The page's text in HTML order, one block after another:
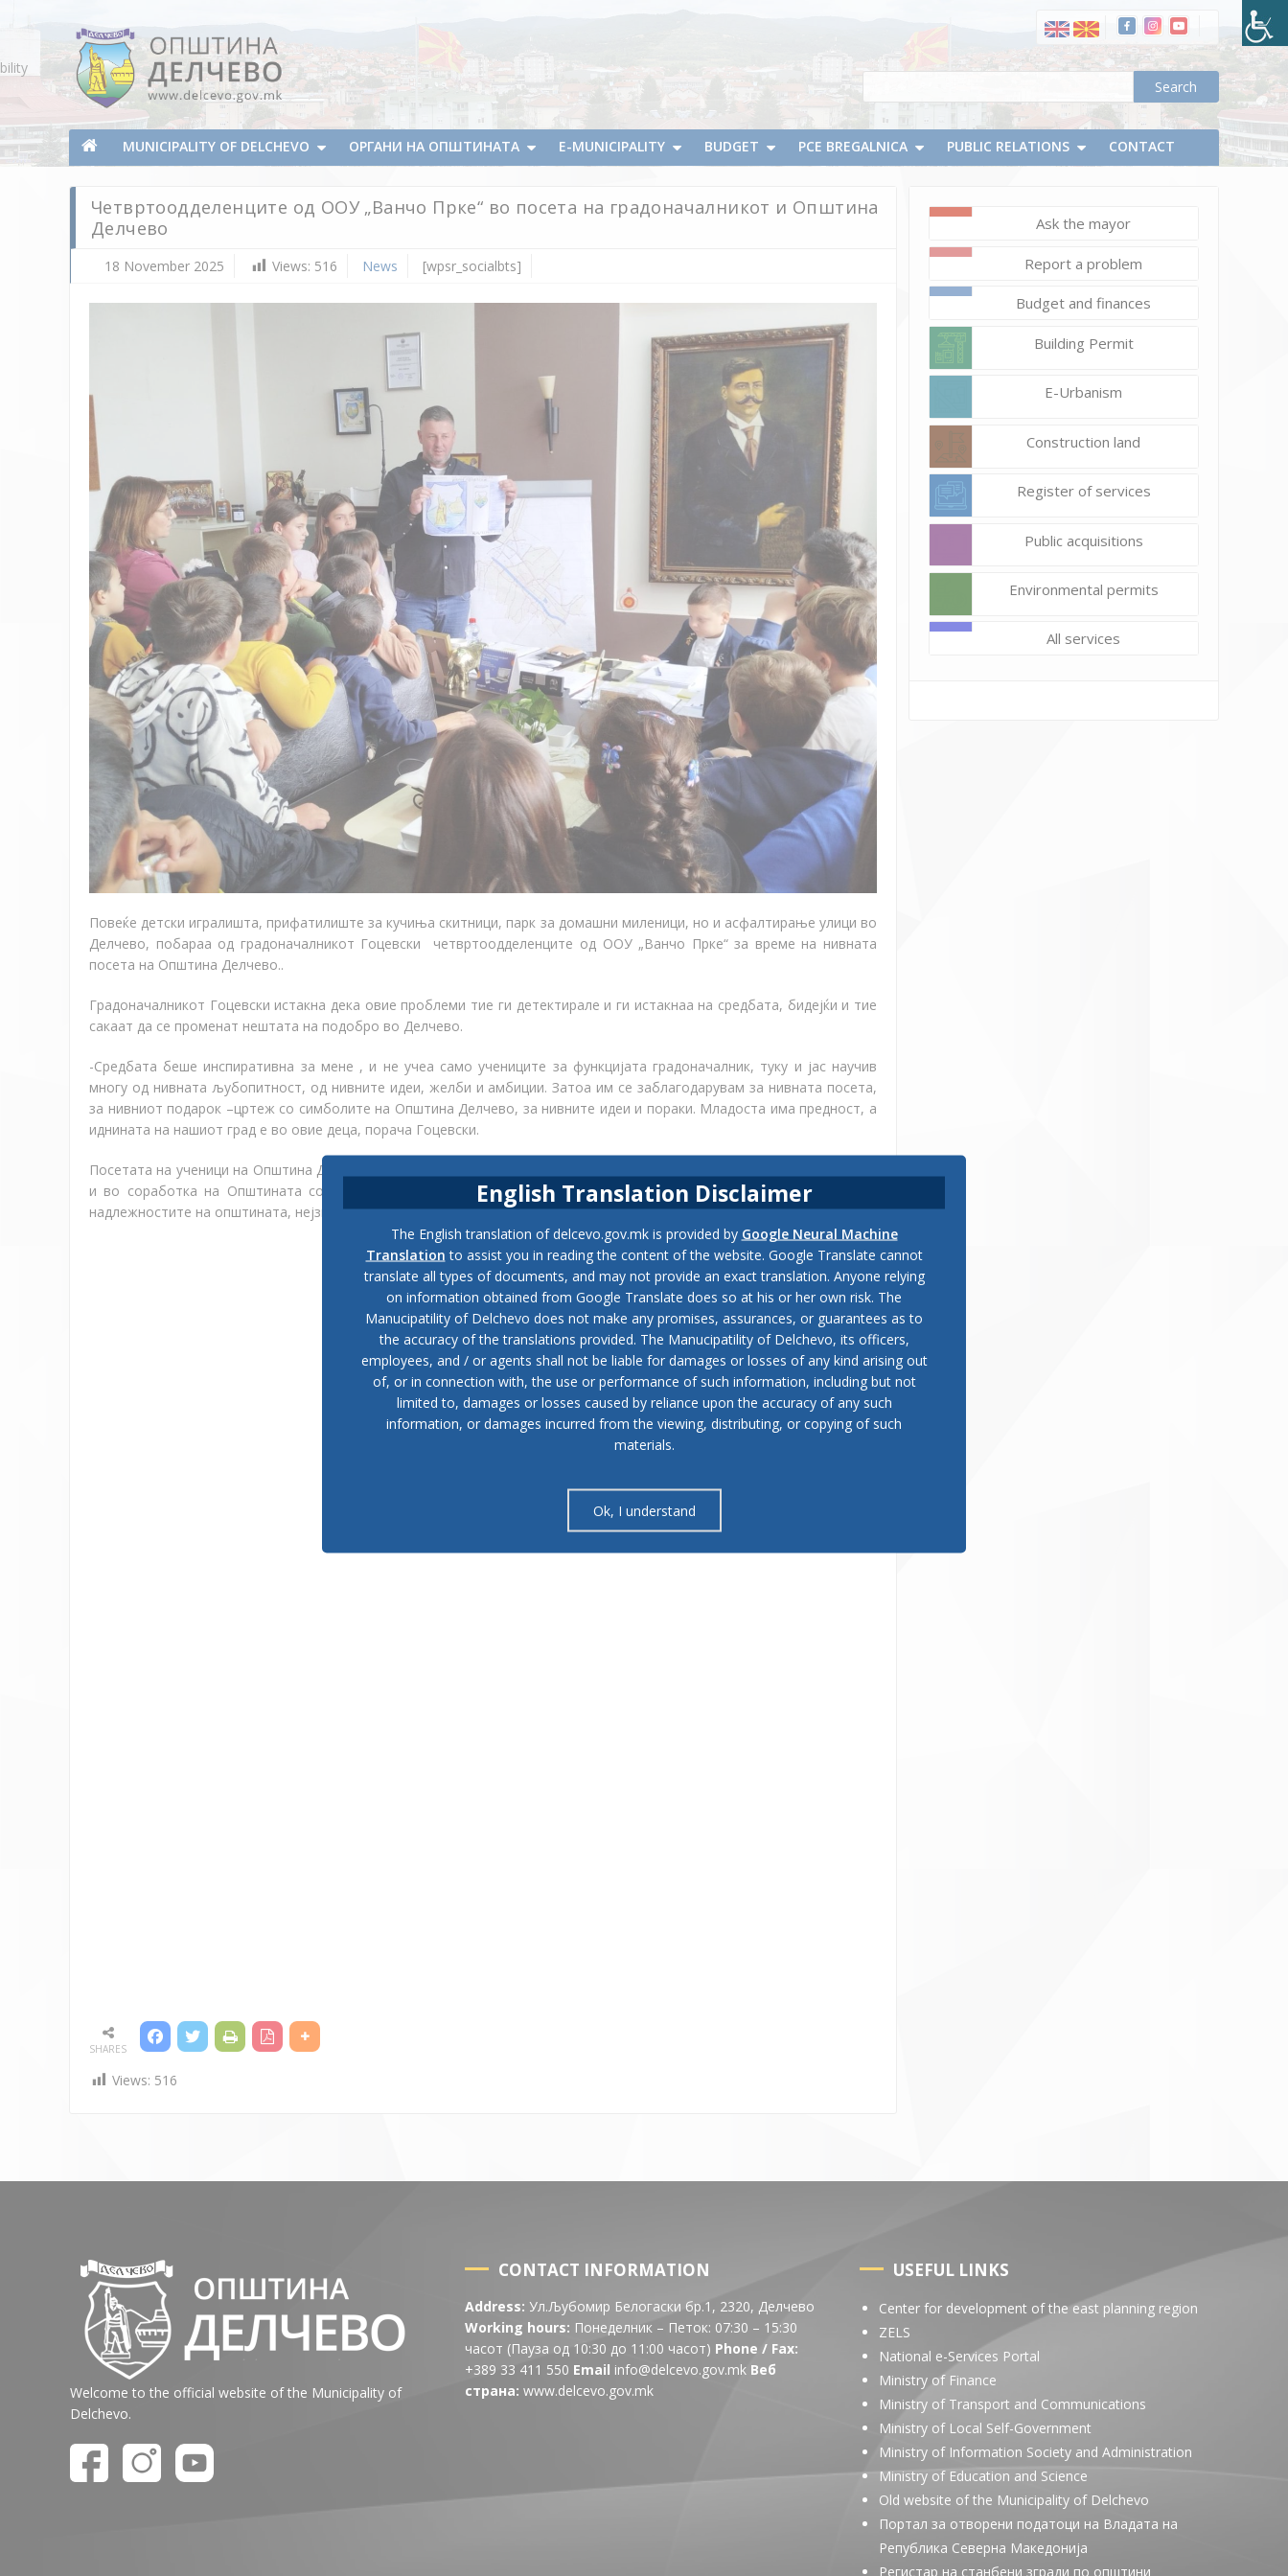
Municipality of Delchevo
Municipality of Delchevo
MUNICIPALITY OF DELCHEVO ОРГАНИ НА ОПШТИНАТА E-MUNICIPALITY BUDGET PCE BREGALNICA PUBLIC RELATIONS CONTACT
Четвртоодделенците од ООУ „Ванчо Прке“ во посета на градоначалникот и Општина
Делчево
18 November 2025 Views: 516 News [wpsr_socialbts]
„Ванчо
посета
градоначалникот
и
Делчево
Повеќе детски игралишта, прифатилиште за кучиња скитници, парк за домашни миленици, но и асфалтирање улици во
Делчево, побараа од градоначалникот Гоцевски четвртоодделенците од ООУ „Ванчо Прке“ за време на нивната
посета на Општина Делчево..
Градоначалникот Гоцевски истакна дека овие проблеми тие ги детектирале и ги истакнаа на средбата, бидејќи и тие
сакаат да се променат нештата на подобро во Делчево.
-Средбата беше инспиративна за мене , и не учеа само учениците за функцијата градоначалник, туку и јас научив
многу од нивната љубопитност, од нивните идеи, желби и амбиции.Затоа им се заблагодарувам за нивната посета,
за нивниот подарок –цртеж со симболите на Општина Делчево, за нивните идеи и пораки. Младоста има предност, а
иднината на нашиот град е во овие деца, порача Гоцевски.
Посетата на ученици на Општина Делчево и на градоначалникот, се организира во рамките на предметот општество
и во соработка на Општината со образовните институции, а целта е учениците изворно да се информираат за
надлежностите на општината, нејзините органи, начинот на носење одлуки и сл.
SHARES
Views: 516
Ask the mayor
Report a problem
Budget and finances
Building Permit
E-Urbanism
Construction land
Register of services
Public acquisitions
Environmental permits
All services
Welcome to the official website of the Municipality of
Delchevo.
CONTACT INFORMATION
Address: Ул.Љубомир Белогаски бр.1, 2320, Делчево
Working hours: Понеделник – Петок: 07:30 – 15:30
часот (Пауза од 10:30 до 11:00 часот) Phone / Fax:
+389 33 411 550 Email info@delcevo.gov.mk Веб
страна: www.delcevo.gov.mk
USEFUL LINKS
Center for development of the east planning region
ZELS
National e-Services Portal
Ministry of Finance
Ministry of Transport and Communications
Ministry of Local Self-Government
Ministry of Information Society and Administration
Ministry of Education and Science
Old website of the Municipality of Delchevo
Портал за отворени податоци на Владата на
Република Северна Македонија
Регистар на станбени згради по општини
English Translation Disclaimer
The English translation of delcevo.gov.mk is provided by Google Neural Machine
Translation to assist you in reading the content of the website. Google Translate cannot
translate all types of documents, and may not provide an exact translation. Anyone relying
on information obtained from Google Translate does so at his or her own risk. The
Manucipatility of Delchevo does not make any promises, assurances, or guarantees as to
the accuracy of the translations provided. The Manucipatility of Delchevo, its officers,
employees, and / or agents shall not be liable for damages or losses of any kind arising out
of, or in connection with, the use or performance of such information, including but not
limited to, damages or losses caused by reliance upon the accuracy of any such
information, or damages incurred from the viewing, distributing, or copying of such
materials.
Ok, I understand